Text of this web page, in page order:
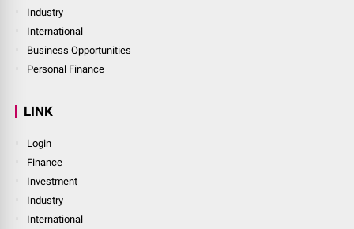
Industry
International
Business Opportunities
Personal Finance
LINK
Login
Finance
Investment
Industry
International